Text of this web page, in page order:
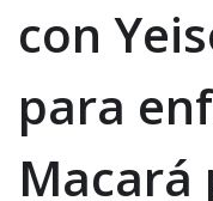
con
para
Macará